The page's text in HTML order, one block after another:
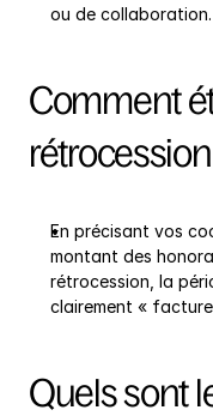
ou de collaboration.
Comment
En précisant vos
montant des
rétrocession, la
clairement «
Quels sont